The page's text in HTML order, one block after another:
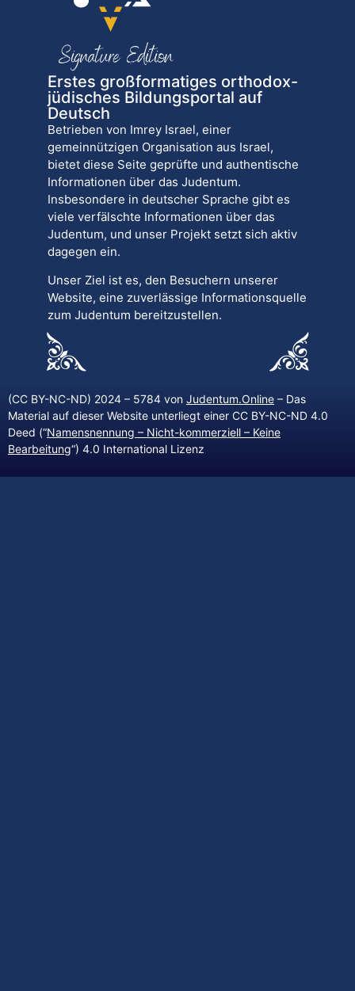
Erstes großformatiges orthodox-
jüdisches Bildungsportal auf
Deutsch
Betrieben von Imrey Israel, einer
gemeinnützigen Organisation aus Israel,
bietet diese Seite geprüfte und authentische
Informationen über das Judentum.
Insbesondere in deutscher Sprache gibt es
viele verfälschte Informationen über das
Judentum, und unser Projekt setzt sich aktiv
dagegen ein.
Unser Ziel ist es, den Besuchern unserer
Website, eine zuverlässige Informationsquelle
zum Judentum bereitzustellen.
(CC BY-NC-ND) 2024 – 5784 von Judentum.Online – Das
Material auf dieser Website unterliegt einer CC BY-NC-ND 4.0
Deed (“Namensnennung – Nicht-kommerziell – Keine
Bearbeitung“) 4.0 International Lizenz